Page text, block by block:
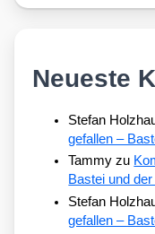
Neueste
Stefan
gefallen –
Tammy zu
Bastei und
Stefan
gefallen –